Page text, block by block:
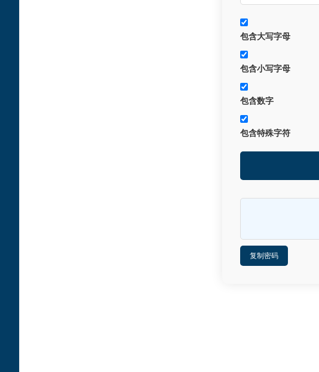
包含大写字母
包含小写字母
包含数字
包含特殊字符
复制密码